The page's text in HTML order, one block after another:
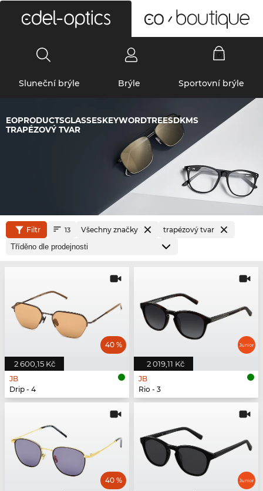
Sluneční brýle Brýle Sportovní brýle
EOPRODUCTSGLASSESKEYWORDTREESDKMS
TRAPÉZOVÝ TVAR
Filtr 13 Všechny značky trapézový tvar
2 600,15 Kč
40 %
JB
Drip - 4
2 019,11 Kč
JB
Rio - 3
40 %